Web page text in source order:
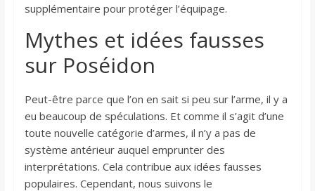
supplémentaire pour protéger l’équipage.
Mythes et idées fausses
sur Poséidon
Peut-être parce que l’on en sait si peu sur l’arme, il y a
eu beaucoup de spéculations. Et comme il s’agit d’une
toute nouvelle catégorie d’armes, il n’y a pas de
système antérieur auquel emprunter des
interprétations. Cela contribue aux idées fausses
populaires. Cependant, nous suivons le